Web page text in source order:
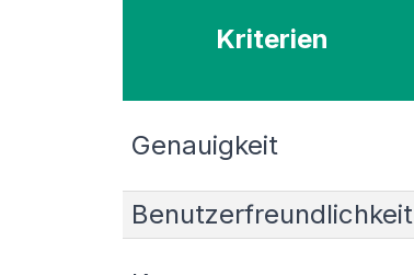
Kriterien
Genauigkeit
Benutzerfreundlichkeit